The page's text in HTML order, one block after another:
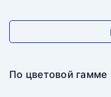
По цветовой гамме